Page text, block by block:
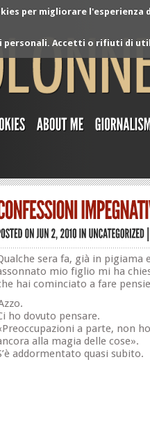
per migliorare
personali. Accetti o rifiuti di
sera fa, già in pigiama
mio figlio mi ha
hai cominciato a fare
ho dovuto pensare.
a parte, non
alla magia delle cose».
addormentato quasi subito.